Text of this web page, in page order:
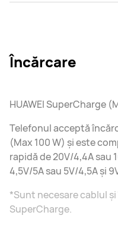
Încărcare
HUAWEI SuperCharge
Telefonul acceptă
(Max 100 W) și este
rapidă de 20V/4,4A sau
4,5V/5A sau 5V/4,5A și
*Sunt necesare cablul
SuperCharge.